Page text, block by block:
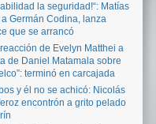
la seguridad!“: Matías
Germán Codina, lanza
que se arrancó
de Evelyn Matthei a
de Daniel Matamala sobre
terminó en carcajada
y él no se achicó: Nicolás
encontrón a grito pelado